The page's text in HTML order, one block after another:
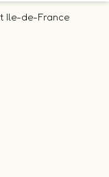
Ile-de-France